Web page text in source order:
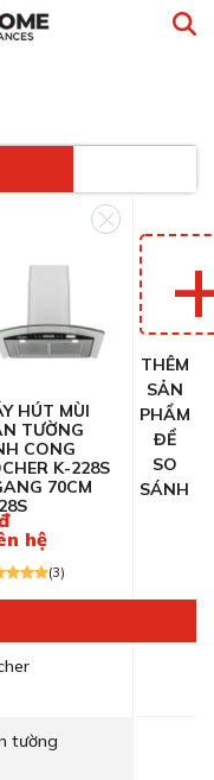
HÚT MÙI
TƯỜNG
CONG
K-228S
70CM
hệ
(3)
THÊM
SẢN
PHẨM
ĐỂ
SO
SÁNH
tường